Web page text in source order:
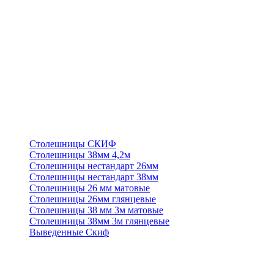
Столешницы СКИФ
Столешницы 38мм 4,2м
Столешницы нестандарт 26мм
Столешницы нестандарт 38мм
Столешницы 26 мм матовые
Столешницы 26мм глянцевые
Столешницы 38 мм 3м матовые
Столешницы 38мм 3м глянцевые
Выведенные Скиф